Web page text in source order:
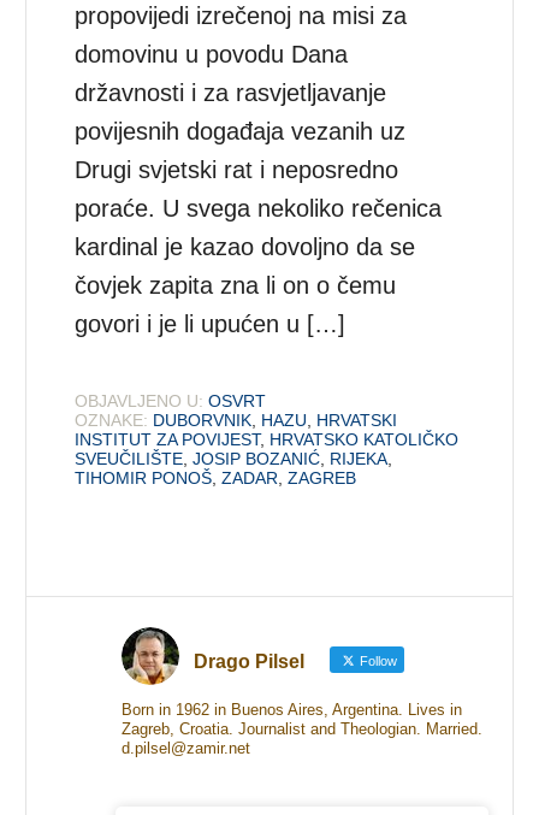
propovijedi izrečenoj na misi za
domovinu u povodu Dana
državnosti i za rasvjetljavanje
povijesnih događaja vezanih uz
Drugi svjetski rat i neposredno
poraće. U svega nekoliko rečenica
kardinal je kazao dovoljno da se
čovjek zapita zna li on o čemu
govori i je li upućen u […]
OBJAVLJENO U: OSVRT
OZNAKE: DUBORVNIK HAZU
HRVATSKI
INSTITUT ZA POVIJEST, HRVATSKO KATOLIČKO
SVEUČILIŠTE ,JOSIP BOZANIĆ RIJEKA
TIHOMIR PONOŠ ,ZADAR ,ZAGREB
Drago Pilsel Follow
Born in 1962 in Buenos Aires, Argentina. Lives in
Zagreb, Croatia. Journalist and Theologian. Married.
d.pilsel@zamir.net